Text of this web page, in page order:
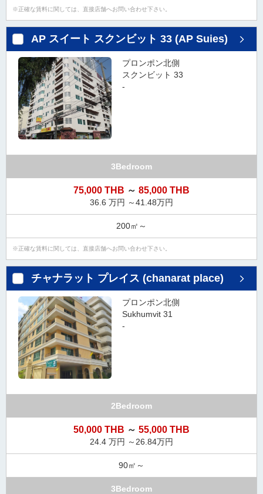
正確な賃料に関しては、直接店舗へお問い合わせ下さい。
AP スイート スクンビット 33 (AP Suies)
プロンポン北側
スクンビット 33
-
3Bedroom
75,000 THB ～ 85,000 THB
36.6 万円 ～41.48万円
200㎡～
正確な賃料に関しては、直接店舗へお問い合わせ下さい。
チャナラット プレイス (chanarat place)
プロンポン北側
Sukhumvit 31
-
2Bedroom
50,000 THB ～ 55,000 THB
24.4 万円 ～26.84万円
90㎡～
3Bedroom